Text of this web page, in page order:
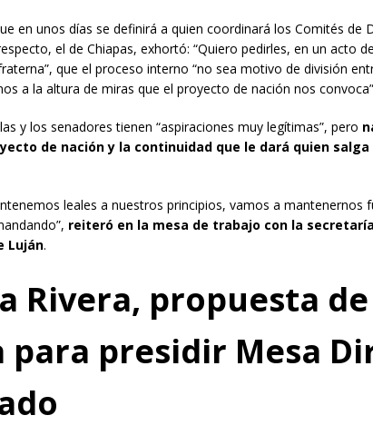
en unos días se definirá a quien coordinará los Comités de
el de Chiapas, exhortó: “Quiero pedirles, en un acto
que el proceso interno “no sea motivo de división
a la altura de miras que el proyecto de nación nos
y los senadores tienen “aspiraciones muy legítimas”, pero
de nación y la continuidad que le dará quien
leales a nuestros principios, vamos a mantenernos
reiteró en la mesa de trabajo con la
Luján.
Rivera, propuesta de
para presidir Mesa